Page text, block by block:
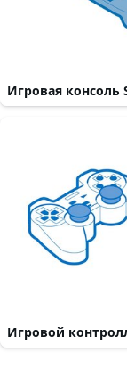
Игровая консоль
Игровой